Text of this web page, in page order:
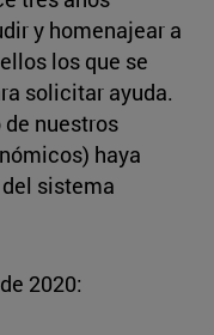
y homenajear a
los que se
solicitar ayuda.
nuestros
haya
sistema
2020: